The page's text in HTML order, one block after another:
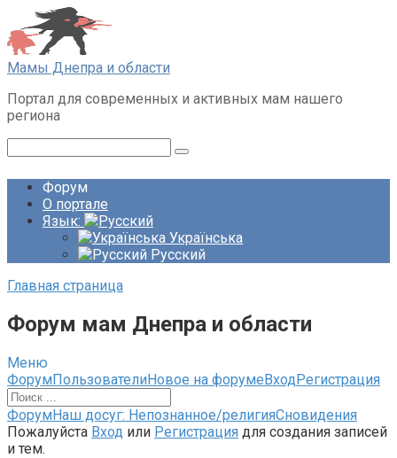
Перейти
к
контенту
Мамы Днепра и области
Портал для современных и активных мам нашего
региона
Форум
О портале
Язык:
Українська
Русский
Главная страница
Форум мам Днепра и области
Меню
Навигация
Форума
ФорумПользователиНовое на форумеВходРегистрация
Форум
breadcrumbs
-
ФорумНаш досуг: Непознанное/религияСновидения
Пожалуйста Вход или Регистрация для создания записей
и тем.